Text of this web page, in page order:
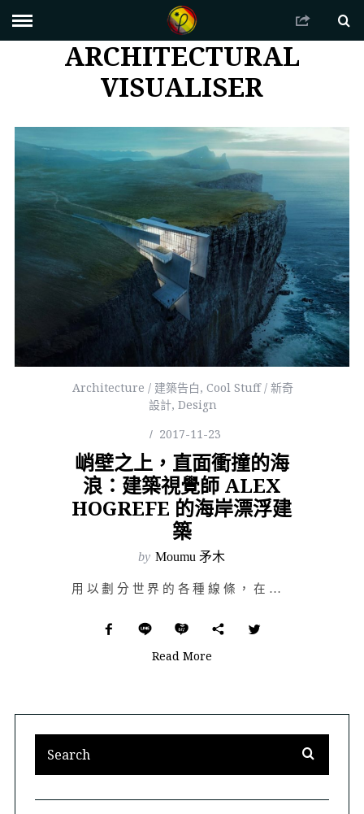
ARCHITECTURAL
VISUALISER
Architecture / 建築告白,Cool Stuff / 新奇
設計,Design
2017-11-23
峭壁之上，直面衝撞的海
浪：建築視覺師 ALEX
HOGREFE 的海岸漂浮建
築
by Moumu 矛木
用以劃分世界的各種線條，在時代的進展中已漸漸變得模糊；從性別認同的多樣性，到網路無國界現象所衍生的文…
Read More